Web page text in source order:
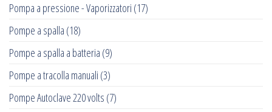
Pompa a pressione - Vaporizzatori (17)
Pompe a spalla (18)
Pompe a spalla a batteria (9)
Pompe a tracolla manuali (3)
Pompe Autoclave 220 volts (7)